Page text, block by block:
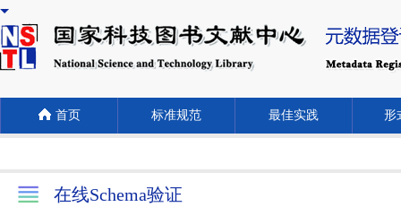
首页 标准规范 最佳实践 形
在线Schema验证